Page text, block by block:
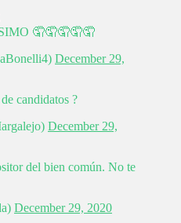
🤦🤦🤦🤦🤦
December 29,
candidatos ?
December 29,
del bien común. No te
December 29, 2020